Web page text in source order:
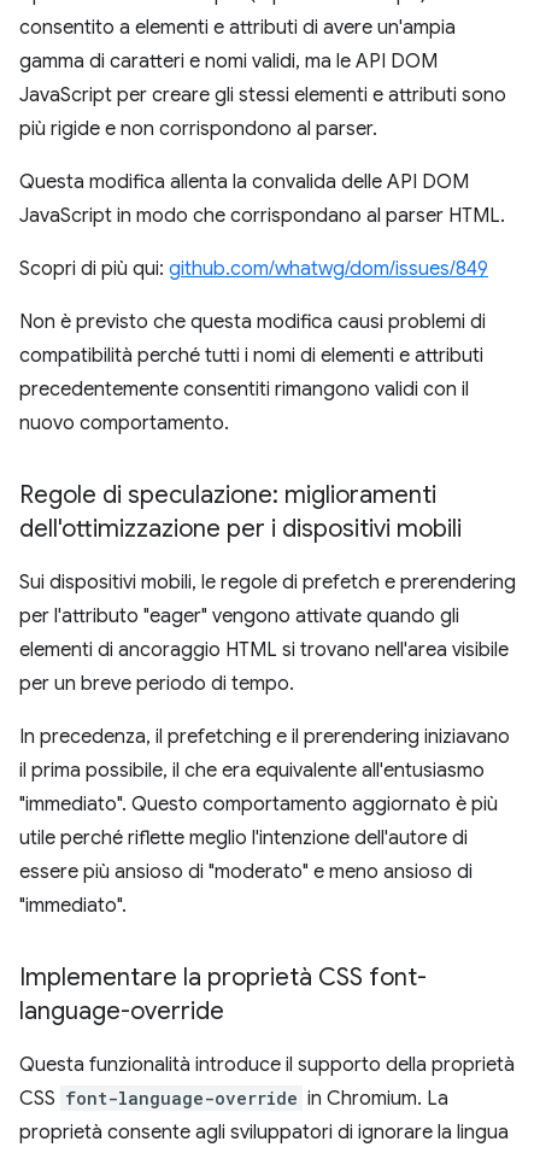
consentito a elementi e attributi di avere un'ampia
gamma di caratteri e nomi validi, ma le API DOM
JavaScript per creare gli stessi elementi e attributi sono
più rigide e non corrispondono al parser.
Questa modifica allenta la convalida delle API DOM
JavaScript in modo che corrispondano al parser HTML.
Scopri di più qui: github.com/whatwg/dom/issues/849
Non è previsto che questa modifica causi problemi di
compatibilità perché tutti i nomi di elementi e attributi
precedentemente consentiti rimangono validi con il
nuovo comportamento.
Regole di speculazione: miglioramenti
dell'ottimizzazione per i dispositivi mobili
Sui dispositivi mobili, le regole di prefetch e prerendering
per l'attributo "eager" vengono attivate quando gli
elementi di ancoraggio HTML si trovano nell'area visibile
per un breve periodo di tempo.
In precedenza, il prefetching e il prerendering iniziavano
il prima possibile, il che era equivalente all'entusiasmo
"immediato". Questo comportamento aggiornato è più
utile perché riflette meglio l'intenzione dell'autore di
essere più ansioso di "moderato" e meno ansioso di
"immediato".
Implementare la proprietà CSS font-
language-override
Questa funzionalità introduce il supporto della proprietà
CSS font-language-override in Chromium. La
proprietà consente agli sviluppatori di ignorare la lingua